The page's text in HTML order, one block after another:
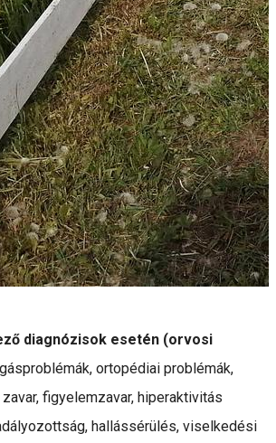
diagnózisok esetén (orvosi
ortopédiai problémák,
figyelemzavar, hiperaktivitás
hallássérülés, viselkedési